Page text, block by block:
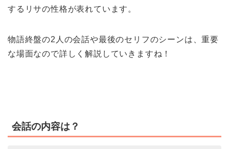
するリサの性格が表れています。
物語終盤の2人の会話や最後のセリフのシーンは、重要
な場面なので詳しく解説していきますね！
会話の内容は？